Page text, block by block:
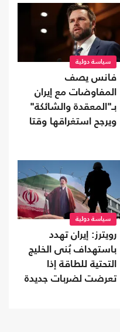
سياسة دولية
فانس يصف
المفاوضات مع إيران
بـ"المعقدة والشائكة"
ويرجح استغراقها وقتا
سياسة دولية
رويترز: إيران تهدد
باستهداف بُنى الخليج
التحتية للطاقة إذا
تعرضت لضربات جديدة